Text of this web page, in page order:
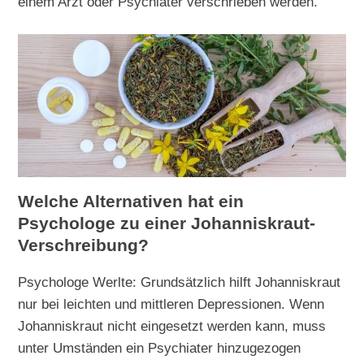
Welche Alternativen hat ein
Psychologe zu einer Johanniskraut-
Verschreibung?
Psychologe Werlte: Grundsätzlich hilft Johanniskraut
nur bei leichten und mittleren Depressionen. Wenn
Johanniskraut nicht eingesetzt werden kann, muss
unter Umständen ein Psychiater hinzugezogen